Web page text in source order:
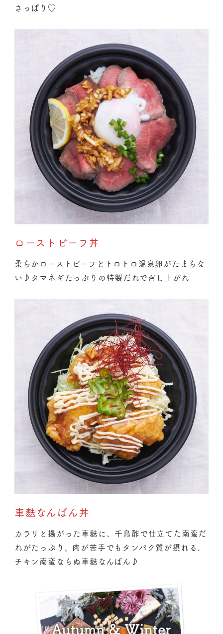
さっぱり♡
ローストビーフ丼
柔らかローストビーフとトロトロ温泉卵がたまらな
い♪タマネギたっぷりの特製だれで召し上がれ
車麩なんばん丼
カラリと揚がった車麩に、千鳥酢で仕立てた南蛮だ
れがたっぷり。肉が苦手でもタンパク質が摂れる、
チキン南蛮ならぬ車麩なんばん♪